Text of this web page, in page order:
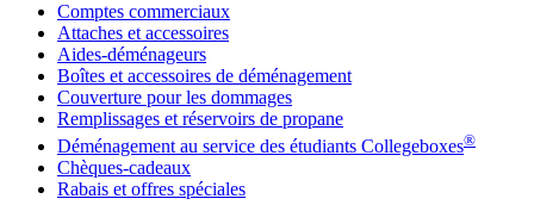
Comptes commerciaux
Attaches et accessoires
Aides-déménageurs
Boîtes et accessoires de déménagement
Couverture pour les dommages
Remplissages et réservoirs de propane
Déménagement au service des étudiants Collegeboxes®
Chèques-cadeaux
Rabais et offres spéciales